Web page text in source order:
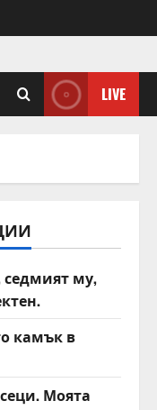
LIVE
му,
камък в
Моята